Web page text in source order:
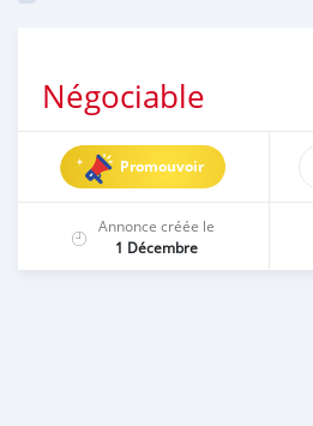
Négociable
Promouvoir
Annonce créée le
1 Décembre